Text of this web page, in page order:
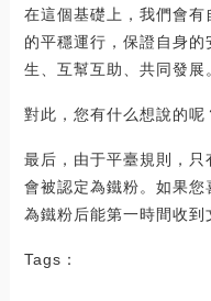
在這個基礎上，我們會
的平穩運行，保證自身
生、互幫互助、共同發展
對此，您有什么想說的呢
最后，由于平臺規則，
會被認定為鐵粉。如果您
為鐵粉后能第一時間收到
Tags：